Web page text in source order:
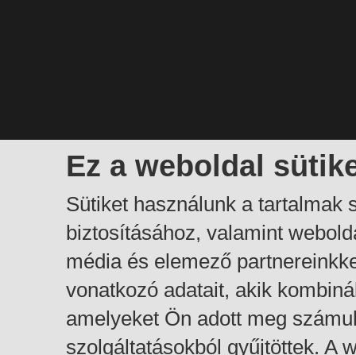
Ez a weboldal
Sütiket használunk a tartalmak
biztosításához, valamint
média és elemező
vonatkozó adatait, akik
amelyeket Ön adott meg
szolgáltatásokból gyűjtöttek. A